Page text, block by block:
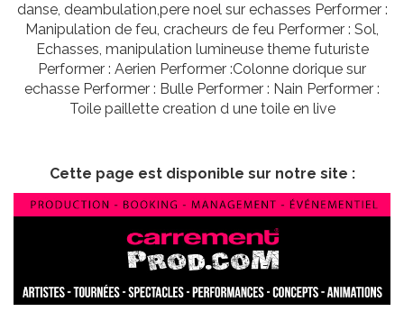
danse, deambulation,pere noel sur echasses Performer :
Manipulation de feu, cracheurs de feu Performer : Sol,
Echasses, manipulation lumineuse theme futuriste
Performer : Aerien Performer :Colonne dorique sur
echasse Performer : Bulle Performer : Nain Performer :
Toile paillette creation d une toile en live
Cette page est disponible sur notre site :